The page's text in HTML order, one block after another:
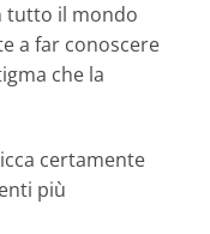
tutto il mondo
a far conoscere
che la
certamente
più